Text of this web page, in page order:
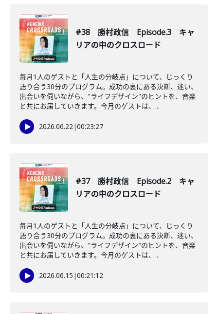
#38 勝村政信 Episode.3 キャ
リアの中のクロスロード
毎月1人のゲストと「人生の分岐点」について、じっくり
語り合う30分のプログラム。成功の裏にある決断、迷い、
出会いを伺いながら、"ライフデザイン"のヒントを、音楽
と共にお届していきます。今月のゲストは、...
2026.06.22|00:23:27
#37 勝村政信 Episode.2 キャ
リアの中のクロスロード
毎月1人のゲストと「人生の分岐点」について、じっくり
語り合う30分のプログラム。成功の裏にある決断、迷い、
出会いを伺いながら、"ライフデザイン"のヒントを、音楽
と共にお届していきます。今月のゲストは、...
2026.06.15 |00:21:12